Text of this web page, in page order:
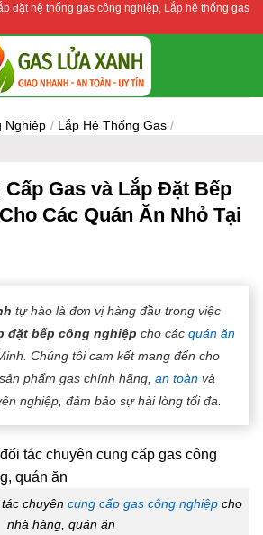
đặt hệ thống gas công nghiệp, Lắp hệ thống gas
Nghiệp / Lắp Hệ Thống Gas /
Gas và Lắp Đặt Bếp
Các Quán Ăn Nhỏ Tại
tự hào là đơn vị hàng đầu trong việc
đặt bếp công nghiệp cho các quán ăn
Chúng tôi cam kết mang đến cho
phẩm gas chính hãng, an toàn và
nghiệp, đảm bảo sự hài lòng tối đa.
chuyên cung cấp gas công nghiệpcho
nhà hàng, quán ăn